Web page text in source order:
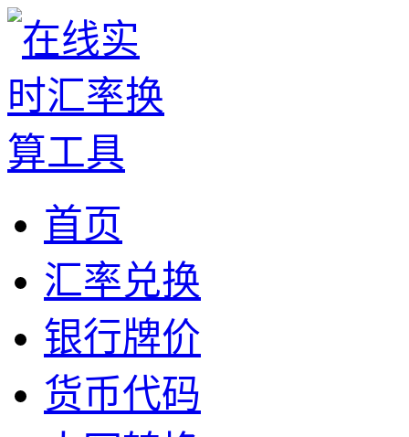
首页
汇率兑换
银行牌价
货币代码